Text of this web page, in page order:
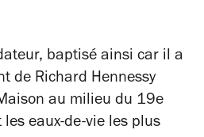
baptisé ainsi car il a
de Richard Hennessy
au milieu du 19e
eaux-de-vie les plus